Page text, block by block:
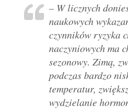
– W licznych
naukowych
czynników ryzyka
naczyniowych ma
sezonowy. Zimą,
podczas bardzo
temperatur,
wydzielanie